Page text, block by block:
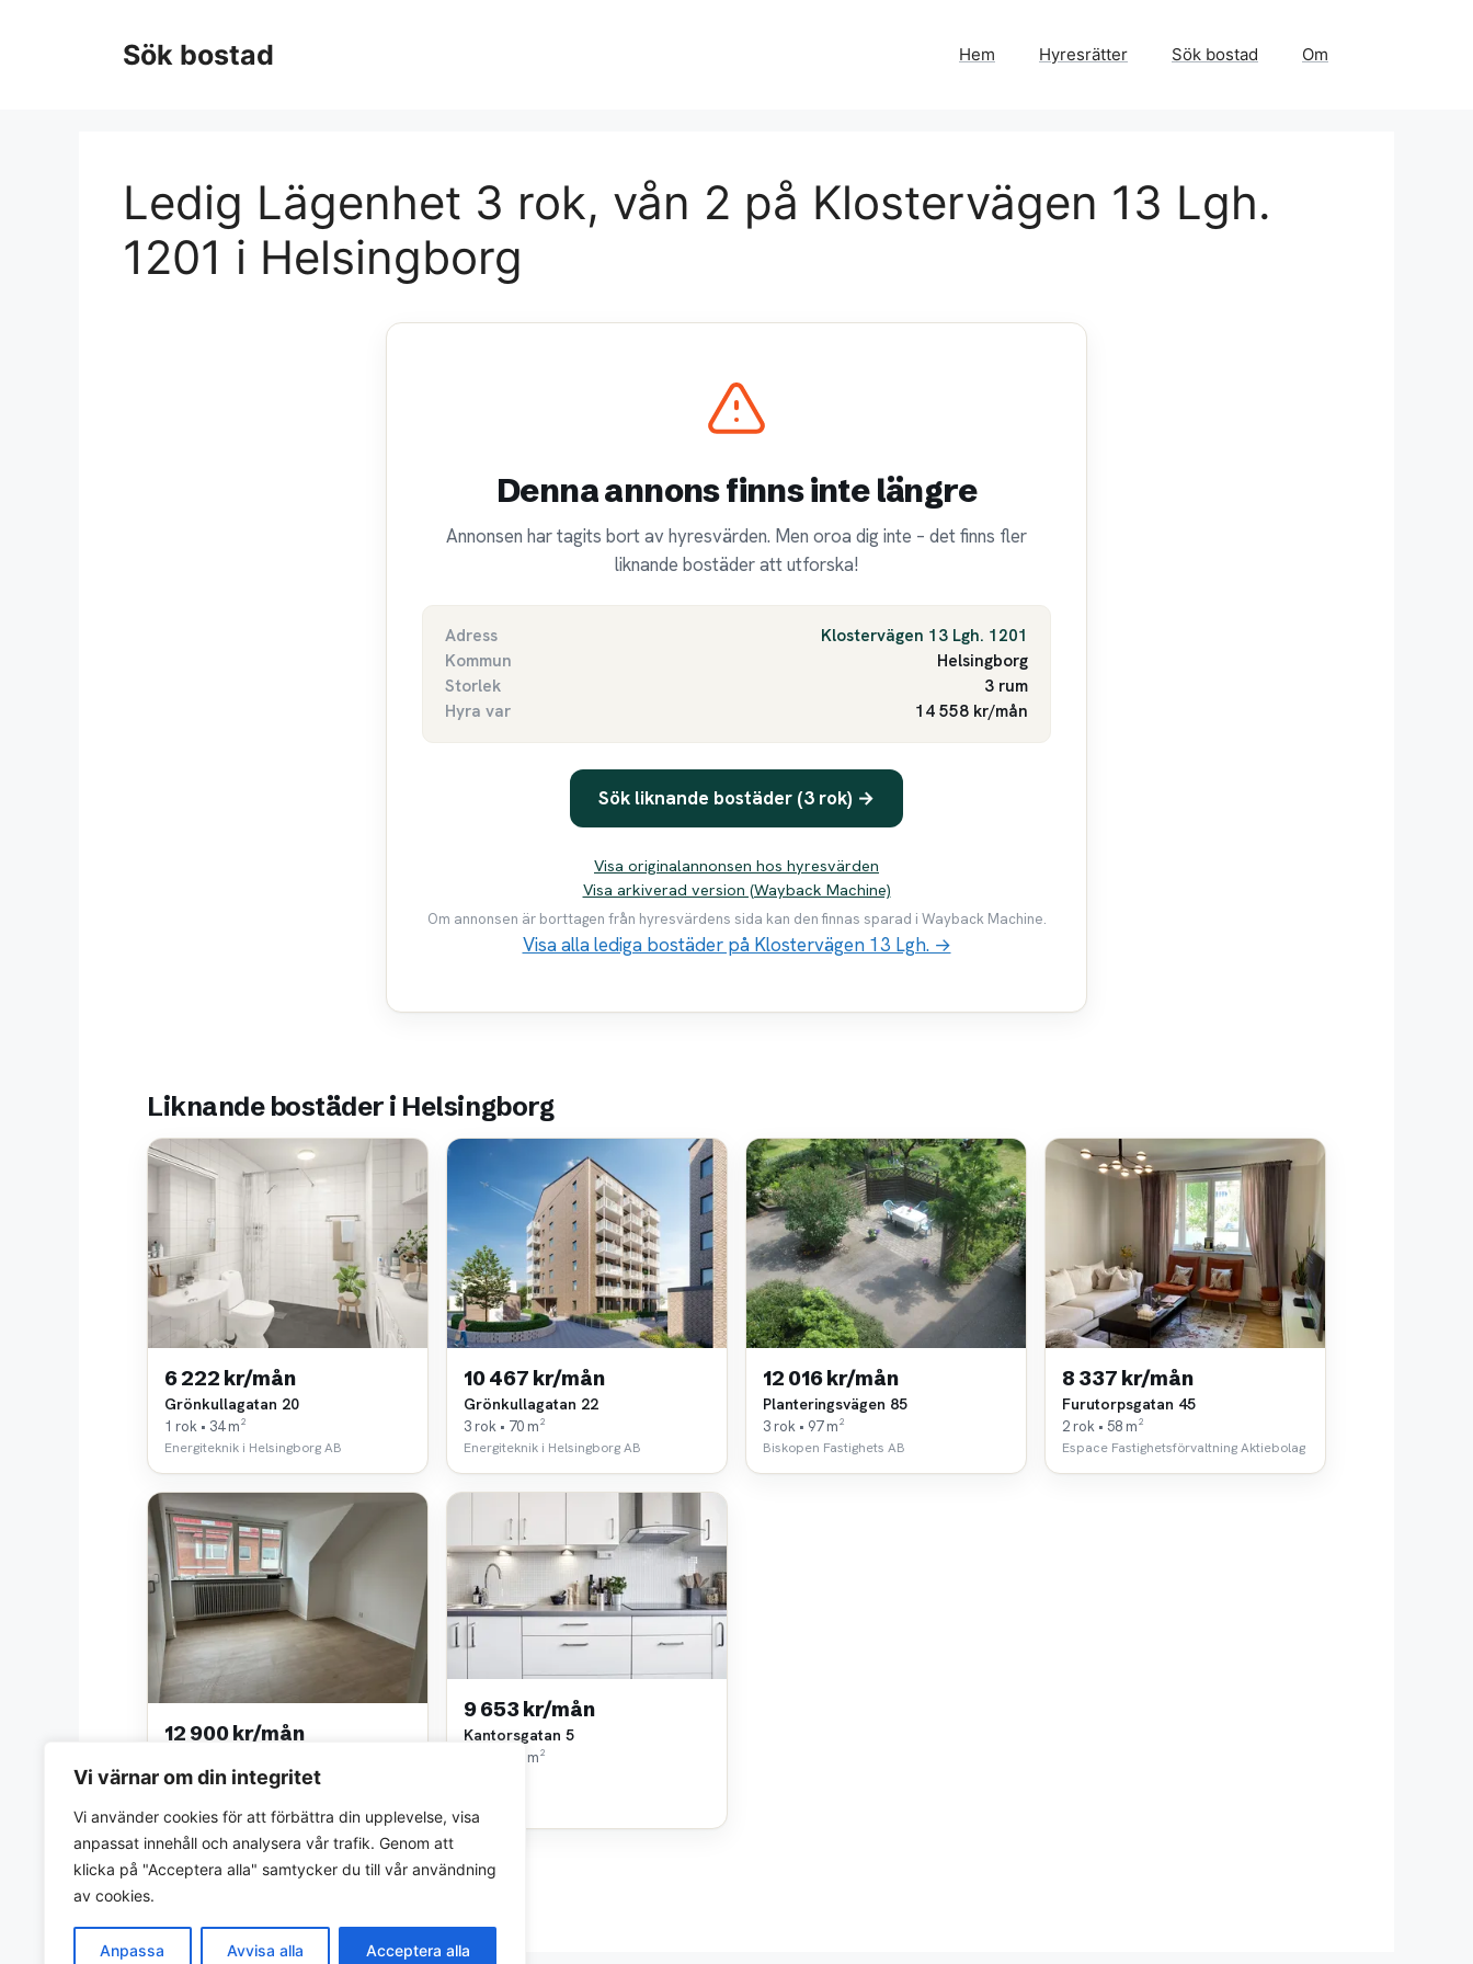
Vi värnar om din integritet
Vi använder cookies för att förbättra din upplevelse, visa
anpassat innehåll och analysera vår trafik. Genom att
klicka på "Acceptera alla" samtycker du till vår användning
av cookies.
Anpassa Avvisa alla Acceptera alla
Sök bostad Hem Hyresrätter Sök bostad Om
Ledig Lägenhet 3 rok, vån 2 på Klostervägen 13 Lgh.
1201 i Helsingborg
Denna annons finns inte längre
Annonsen har tagits bort av hyresvärden. Men oroa dig inte – det finns fler
liknande bostäder att utforska!
Adress
Klostervägen 13 Lgh. 1201
Kommun
Helsingborg
Storlek
3 rum
Hyra var
14 558 kr/mån
Sök liknande bostäder (3 rok) →
Visa originalannonsen hos hyresvärden
Visa arkiverad version (Wayback Machine)
Om annonsen är borttagen från hyresvärdens sida kan den finnas sparad i Wayback Machine.
Visa alla lediga bostäder på Klostervägen 13 Lgh. →
Liknande bostäder i Helsingborg
6 222 kr/mån
Grönkullagatan 20
1 rok • 34 m²
Energiteknik i Helsingborg AB
10 467 kr/mån
Grönkullagatan 22
3 rok • 70 m²
Energiteknik i Helsingborg AB
12 016 kr/mån
Planteringsvägen 85
3 rok • 97 m²
Biskopen Fastighets AB
8 337 kr/mån
Furutorpsgatan 45
2 rok • 58 m²
Espace Fastighetsförvaltning Aktiebolag
12 900 kr/mån
3.5 rok • 102 m²
9 653 kr/mån
Kantorsgatan 5
2 rok • 56 m²